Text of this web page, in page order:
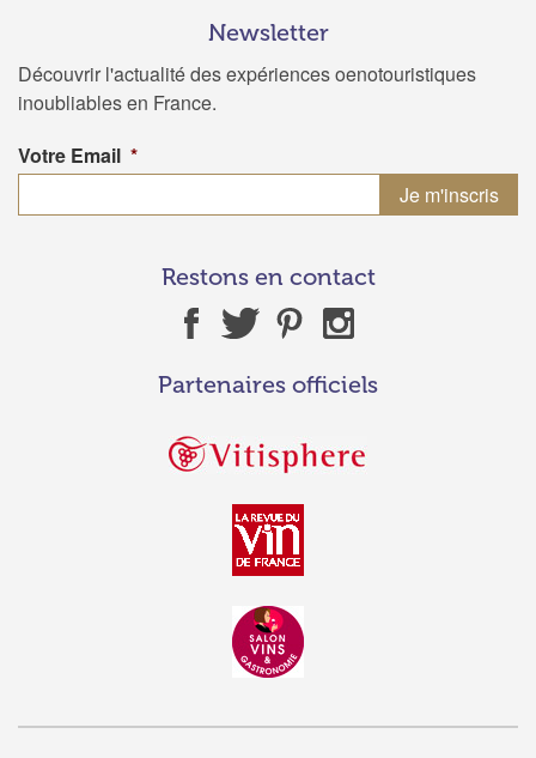
Newsletter
Découvrir l'actualité des expériences oenotouristiques
inoubliables en France.
Votre Email *
Restons en contact
Partenaires officiels